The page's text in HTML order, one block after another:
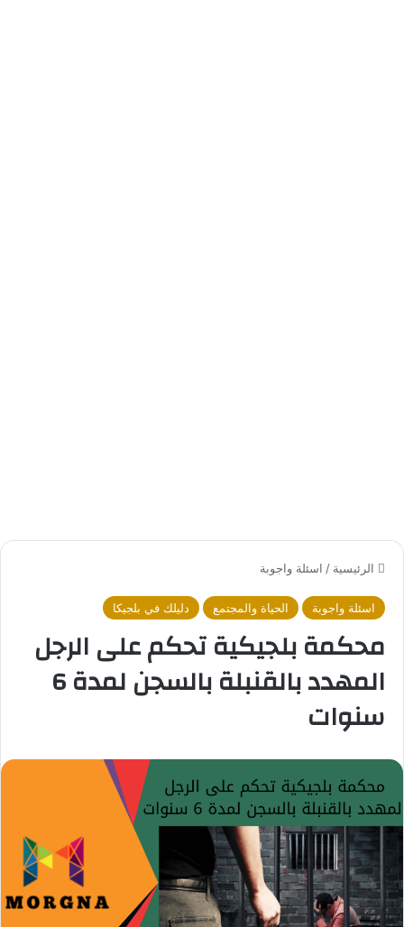
الرئيسية / اسئلة واجوبة
اسئلة واجوبة الحياة والمجتمع دليلك في بلجيكا
محكمة بلجيكية تحكم على الرجل
المهدد بالقنبلة بالسجن لمدة 6
سنوات